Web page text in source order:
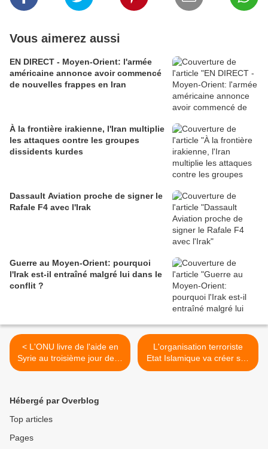
Vous aimerez aussi
EN DIRECT - Moyen-Orient: l'armée
américaine annonce avoir commencé
de nouvelles frappes en Iran
À la frontière irakienne, l'Iran multiplie
les attaques contre les groupes
dissidents kurdes
Dassault Aviation proche de signer le
Rafale F4 avec l'Irak
Guerre au Moyen-Orient: pourquoi
l'Irak est-il entraîné malgré lui dans le
conflit ?
< L'ONU livre de l'aide en
Syrie au troisième jour de la
trêve
L'organisation terroriste
Etat Islamique va créer son
premier bataillon 100 %
Hébergé par Overblog
Top articles
Pages